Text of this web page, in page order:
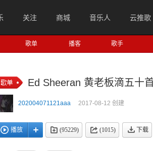
关注 商城 音乐人 云推歌
歌单 播客 歌手